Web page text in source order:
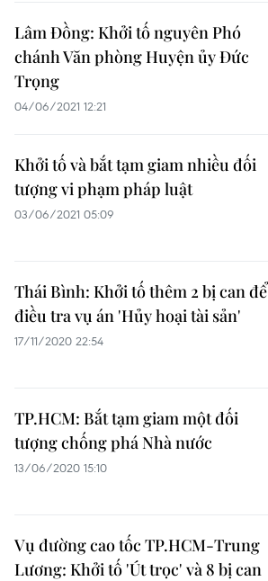
Lâm Đồng: Khởi tố nguyên Phó
chánh Văn phòng Huyện ủy Đức
Trọng
04/06/2021 12:21
Khởi tố và bắt tạm giam nhiều đối
tượng vi phạm pháp luật
03/06/2021 05:09
Thái Bình: Khởi tố thêm 2 bị can để
điều tra vụ án 'Hủy hoại tài sản'
17/11/2020 22:54
TP.HCM: Bắt tạm giam một đối
tượng chống phá Nhà nước
13/06/2020 15:10
Vụ đường cao tốc TP.HCM-Trung
Lương: Khởi tố 'Út trọc' và 8 bị can